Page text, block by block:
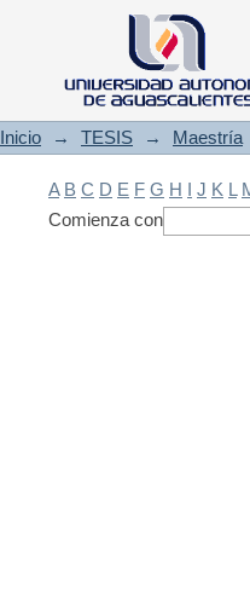
Filtrado by:
Inicio → TESIS → Maestría
A B C D E F G H I J K L
Comienza con